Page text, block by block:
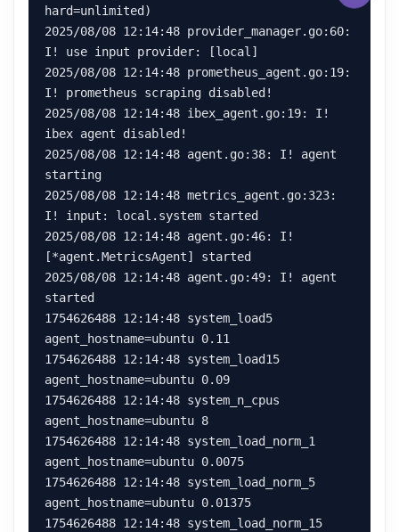
hard=unlimited)
2025/08/08 12:14:48 provider_manager.go:60:
I! use input provider: [local]
2025/08/08 12:14:48 prometheus_agent.go:19:
I! prometheus scraping disabled!
2025/08/08 12:14:48 ibex_agent.go:19: I!
ibex agent disabled!
2025/08/08 12:14:48 agent.go:38: I! agent
starting
2025/08/08 12:14:48 metrics_agent.go:323:
I! input: local.system started
2025/08/08 12:14:48 agent.go:46: I!
[*agent.MetricsAgent] started
2025/08/08 12:14:48 agent.go:49: I! agent
started
1754626488 12:14:48 system_load5
agent_hostname=ubuntu 0.11
1754626488 12:14:48 system_load15
agent_hostname=ubuntu 0.09
1754626488 12:14:48 system_n_cpus
agent_hostname=ubuntu 8
1754626488 12:14:48 system_load_norm_1
agent_hostname=ubuntu 0.0075
1754626488 12:14:48 system_load_norm_5
agent_hostname=ubuntu 0.01375
1754626488 12:14:48 system_load_norm_15